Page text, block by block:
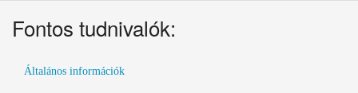
Fontos tudnivalók:
Általános információk